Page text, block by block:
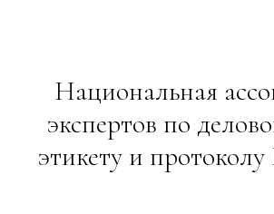
Национальная
экспертов по
этикету и